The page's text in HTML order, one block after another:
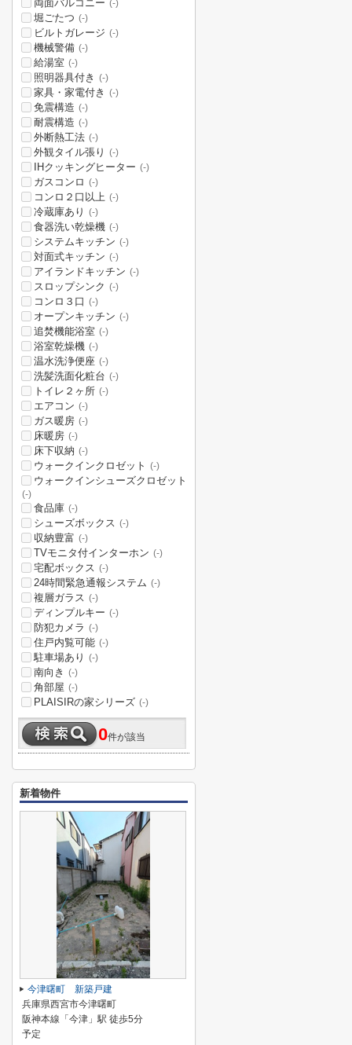
両面バルコニー (-)
堀ごたつ (-)
ビルトガレージ (-)
機械警備 (-)
給湯室 (-)
照明器具付き (-)
家具・家電付き (-)
免震構造 (-)
耐震構造 (-)
外断熱工法 (-)
外観タイル張り (-)
IHクッキングヒーター (-)
ガスコンロ (-)
コンロ２口以上 (-)
冷蔵庫あり (-)
食器洗い乾燥機 (-)
システムキッチン (-)
対面式キッチン (-)
アイランドキッチン (-)
スロップシンク (-)
コンロ３口 (-)
オープンキッチン (-)
追焚機能浴室 (-)
浴室乾燥機 (-)
温水洗浄便座 (-)
洗髪洗面化粧台 (-)
トイレ２ヶ所 (-)
エアコン (-)
ガス暖房 (-)
床暖房 (-)
床下収納 (-)
ウォークインクロゼット (-)
ウォークインシューズクロゼット
(-)
食品庫 (-)
シューズボックス (-)
収納豊富 (-)
TVモニタ付インターホン (-)
宅配ボックス (-)
24時間緊急通報システム (-)
複層ガラス (-)
ディンプルキー (-)
防犯カメラ (-)
住戸内覧可能 (-)
駐車場あり (-)
南向き (-)
角部屋 (-)
PLAISIRの家シリーズ (-)
0件が該当
新着物件
今津曙町 新築戸建
兵庫県西宮市今津曙町
阪神本線「今津」駅 徒歩5分
予定